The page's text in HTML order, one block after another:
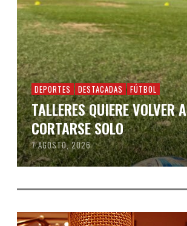
DEPORTES DESTACADAS FÚTBOL
TALLERES QUIERE VOLVER A
CORTARSE SOLO
7 AGOSTO, 2026